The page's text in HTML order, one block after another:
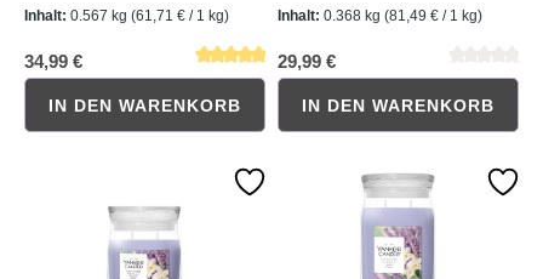
Inhalt: 0.567 kg (61,71 € / 1 kg)
34,99 €
IN DEN WARENKORB
Inhalt: 0.368 kg (81,49 € / 1 kg)
29,99 €
IN DEN WARENKORB